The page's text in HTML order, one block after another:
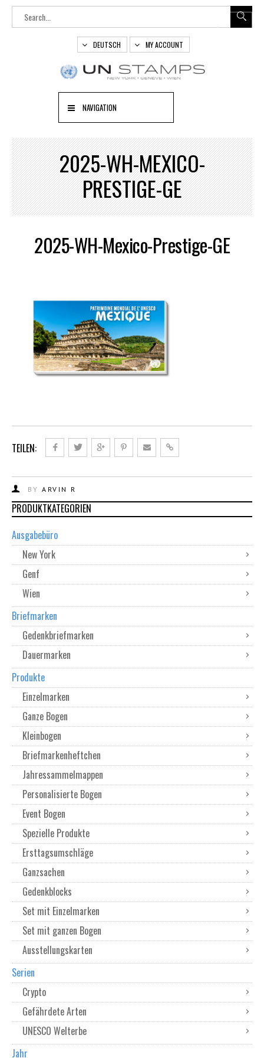
DEUTSCH MY ACCOUNT
NAVIGATION
2025-WH-MEXICO-
PRESTIGE-GE
2025-WH-Mexico-Prestige-GE
TEILEN:
BY ARVIN R
PRODUKTKATEGORIEN
Ausgabebüro
New York
Genf
Wien
Briefmarken
Gedenkbriefmarken
Dauermarken
Produkte
Einzelmarken
Ganze Bogen
Kleinbogen
Briefmarkenheftchen
Jahressammelmappen
Personalisierte Bogen
Event Bogen
Spezielle Produkte
Ersttagsumschläge
Ganzsachen
Gedenkblocks
Set mit Einzelmarken
Set mit ganzen Bogen
Ausstellungskarten
Serien
Crypto
Gefährdete Arten
UNESCO Welterbe
Jahr